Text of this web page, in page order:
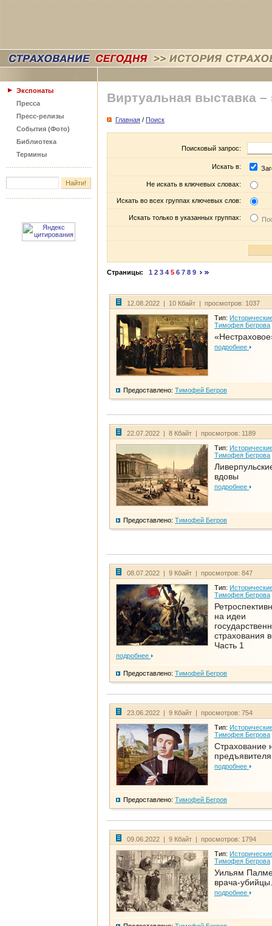
Экспонаты
Пресса
Пресс-релизы
События (Фото)
Библиотека
Термины
Виртуальная выставка –
Главная / Поиск
Поисковый запрос:
Искать в:
Не искать в ключевых словах:
Искать во всех группах ключевых слов:
Искать только в указанных группах:
Страницы: 1 2 3 4 5 6 7 8 9
12.08.2022 | 10 Кбайт | просмотров: 1037
Тип:
Тимофея Бегрова
подробнее
Предоставлено: Тимофей Бегров
22.07.2022 | 8 Кбайт | просмотров: 1189
Тип:
Тимофея Бегрова
вдовы
подробнее
Предоставлено: Тимофей Бегров
08.07.2022 | 9 Кбайт | просмотров: 847
Тип:
Тимофея Бегрова
на идеи
страхования
Часть 1
подробнее
Предоставлено: Тимофей Бегров
23.06.2022 | 9 Кбайт | просмотров: 754
Тип:
Тимофея Бегрова
Страхование
предъявителя
подробнее
Предоставлено: Тимофей Бегров
09.06.2022 | 9 Кбайт | просмотров: 1794
Тип:
Тимофея Бегрова
Уильям
врача-
подробнее